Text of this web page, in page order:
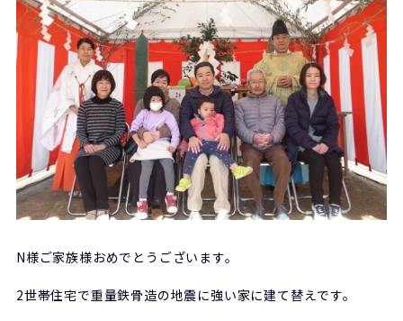
N様ご家族様おめでとうございます。
2世帯住宅で重量鉄骨造の地震に強い家に建て替えです。